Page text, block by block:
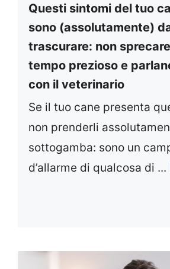
Questi sintomi del tuo
sono (assolutamente)
trascurare: non
tempo prezioso e
con il veterinario
Se il tuo cane presenta
non prenderli
sottogamba: sono un
d’allarme di qualcosa di ...